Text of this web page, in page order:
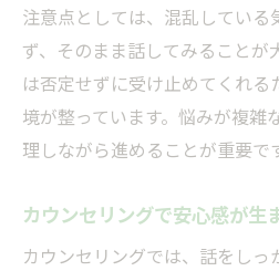
注意点としては、混乱している
ず、そのまま話してみることが
は否定せずに受け止めてくれ
境が整っています。悩みが複雑
理しながら進めることが重要で
カウンセリングで安心感が生
カウンセリングでは、話をしっ